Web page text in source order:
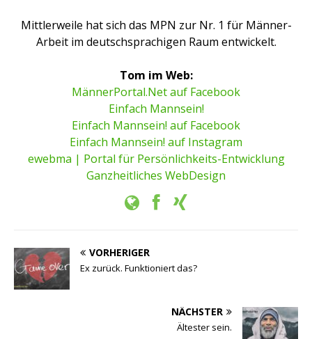
Mittlerweile hat sich das MPN zur Nr. 1 für Männer-
Arbeit im deutschsprachigen Raum entwickelt.
Tom im Web:
MännerPortal.Net auf Facebook
Einfach Mannsein!
Einfach Mannsein! auf Facebook
Einfach Mannsein! auf Instagram
ewebma | Portal für Persönlichkeits-Entwicklung
Ganzheitliches WebDesign
VORHERIGER
Ex zurück. Funktioniert das?
NÄCHSTER
Ältester sein.